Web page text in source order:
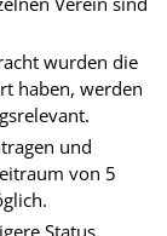
wurden die
haben, werden
und
von 5
Status.